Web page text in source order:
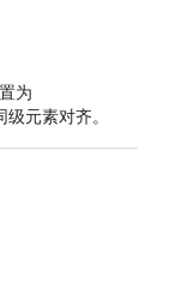
为
级元素对齐。